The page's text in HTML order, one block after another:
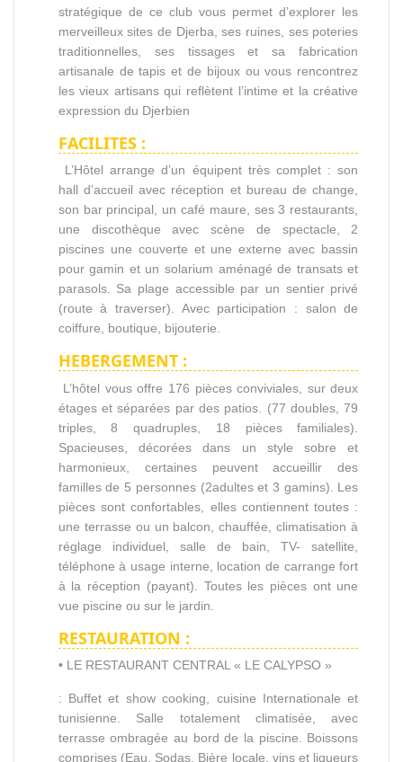
stratégique de ce club vous permet d’explorer les
merveilleux sites de Djerba, ses ruines, ses poteries
traditionnelles, ses tissages et sa fabrication
artisanale de tapis et de bijoux ou vous rencontrez
les vieux artisans qui reflètent l’intime et la créative
expression du Djerbien
FACILITES :
L’Hôtel arrange d’un équipent très complet : son
hall d’accueil avec réception et bureau de change,
son bar principal, un café maure, ses 3 restaurants,
une discothèque avec scène de spectacle, 2
piscines une couverte et une externe avec bassin
pour gamin et un solarium aménagé de transats et
parasols. Sa plage accessible par un sentier privé
(route à traverser). Avec participation : salon de
coiffure, boutique, bijouterie.
HEBERGEMENT :
L’hôtel vous offre 176 pièces conviviales, sur deux
étages et séparées par des patios. (77 doubles, 79
triples, 8 quadruples, 18 pièces familiales).
Spacieuses, décorées dans un style sobre et
harmonieux, certaines peuvent accueillir des
familles de 5 personnes (2adultes et 3 gamins). Les
pièces sont confortables, elles contiennent toutes :
une terrasse ou un balcon, chauffée, climatisation à
réglage individuel, salle de bain, TV- satellite,
téléphone à usage interne, location de carrange fort
à la réception (payant). Toutes les pièces ont une
vue piscine ou sur le jardin.
RESTAURATION :
• LE RESTAURANT CENTRAL « LE CALYPSO »
: Buffet et show cooking, cuisine Internationale et
tunisienne. Salle totalement climatisée, avec
terrasse ombragée au bord de la piscine. Boissons
comprises (Eau, Sodas, Bière locale, vins et liqueurs